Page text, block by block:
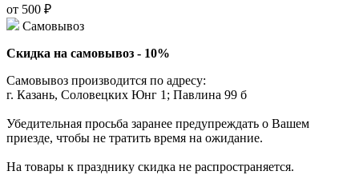
от 500 ₽
Самовывоз
Скидка на самовывоз - 10%
Самовывоз производится по адресу:
г. Казань, Соловецких Юнг 1; Павлина 99 б
Убедительная просьба заранее предупреждать о Вашем
приезде, чтобы не тратить время на ожидание.
На товары к празднику скидка не распространяется.